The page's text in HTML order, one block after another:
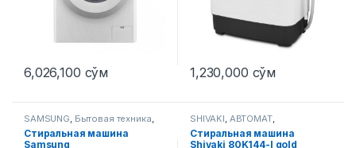
6,026,100 сўм 1,230,000 сўм
SAMSUNG, Бытовая техника,
Стиральные машины
Стиральная машина
Samsung
SHIVAKI, АВТОМАТ,
Стиральные машины
Стиральная машина
Shivaki 80K144-I gold